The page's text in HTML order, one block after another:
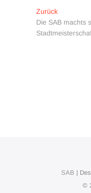
ZurückVorheriger
Beitrag:
Die SAB machts
SAB |
©